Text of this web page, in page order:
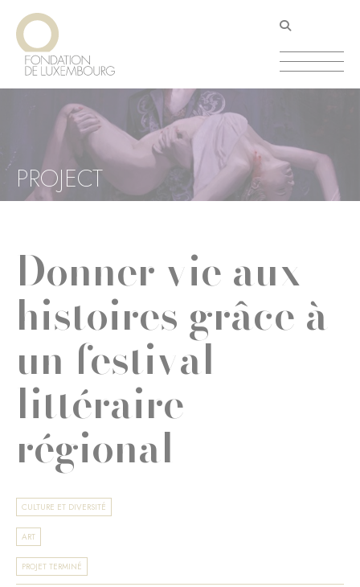
Aller
contenu
principal
PROJECT
Donner vie aux
histoires grâce à
un festival
littéraire
régional
CULTURE ET DIVERSITÉ
ART
PROJET TERMINÉ
Panneau de gestion des cookies